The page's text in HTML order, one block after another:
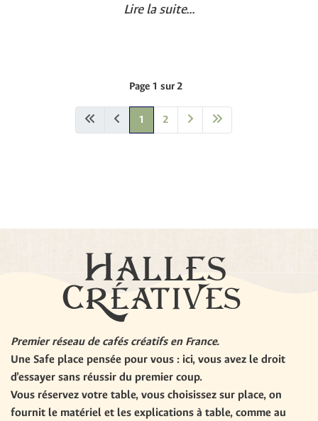
Lire la suite...
Page 1 sur 2
1 2
Premier réseau de cafés créatifs en France.
Une Safe place pensée pour vous : ici, vous avez le droit
d’essayer sans réussir du premier coup.
Vous réservez votre table, vous choisissez sur place, on
fournit le matériel et les explications à table, comme au